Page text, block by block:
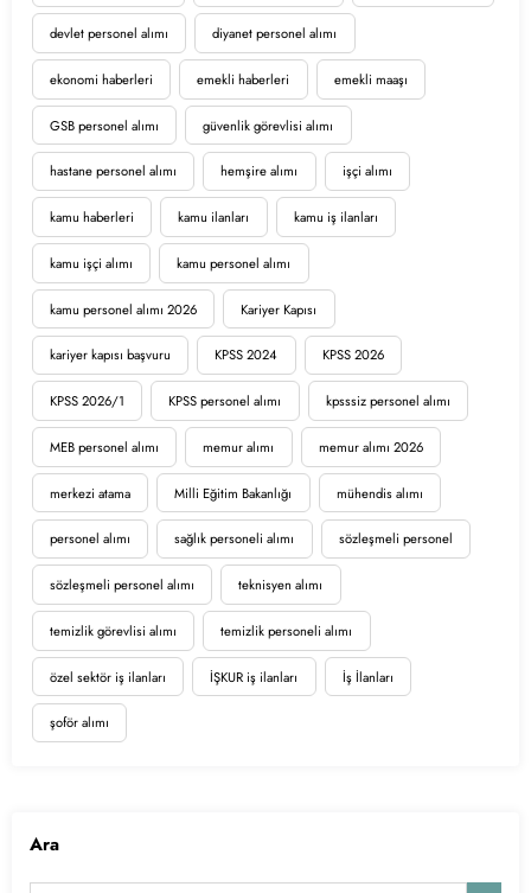
devlet personel alımı diyanet personel alımı
ekonomi haberleri emekli haberleri emekli maaşı
GSB personel alımı güvenlik görevlisi alımı
hastane personel alımı hemşire alımı işçi alımı
kamu haberleri kamu ilanları kamu iş ilanları
kamu işçi alımı kamu personel alımı
kamu personel alımı 2026 Kariyer Kapısı
kariyer kapısı başvuru KPSS 2024 KPSS 2026
KPSS 2026/1 KPSS personel alımı kpsssiz personel alımı
MEB personel alımı memur alımı memur alımı 2026
merkezi atama Milli Eğitim Bakanlığı mühendis alımı
personel alımı sağlık personeli alımı sözleşmeli personel
sözleşmeli personel alımı teknisyen alımı
temizlik görevlisi alımı temizlik personeli alımı
özel sektör iş ilanları İŞKUR iş ilanları İş İlanları
şoför alımı
Ara